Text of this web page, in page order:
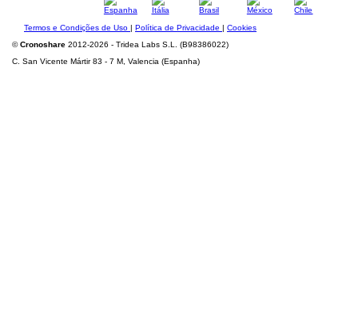
Termos e Condições de Uso | Política de Privacidade | Cookies
©Cronoshare 2012-2026 - Tridea Labs S.L. (B98386022)
C. San Vicente Mártir 83 - 7 M, Valencia (Espanha)